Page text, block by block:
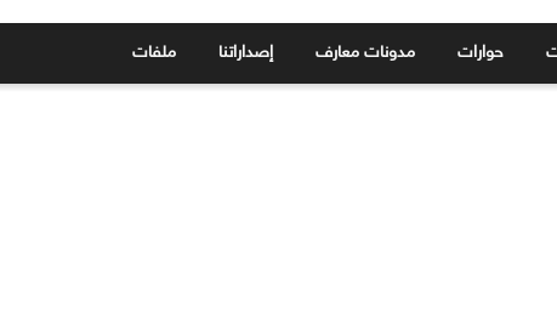
حوارات مدونات معارف إصداراتنا ملفات